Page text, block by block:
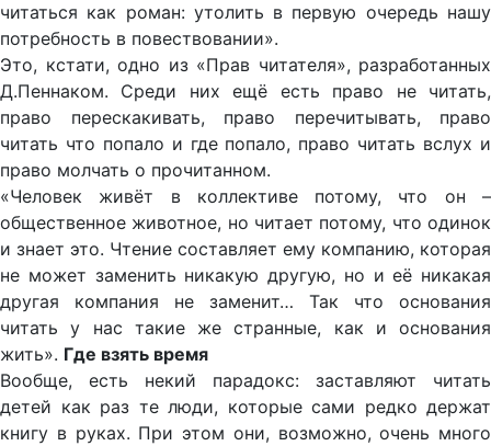
читаться как роман: утолить в первую очередь нашу
потребность в повествовании».
Это, кстати, одно из «Прав читателя», разработанных
Д.Пеннаком. Среди них ещё есть право не читать,
право перескакивать, право перечитывать, право
читать что попало и где попало, право читать вслух и
право молчать о прочитанном.
«Человек живёт в коллективе потому, что он –
общественное животное, но читает потому, что одинок
и знает это. Чтение составляет ему компанию, которая
не может заменить никакую другую, но и её никакая
другая компания не заменит… Так что основания
читать у нас такие же странные, как и основания
жить». Где взять время
Вообще, есть некий парадокс: заставляют читать
детей как раз те люди, которые сами редко держат
книгу в руках. При этом они, возможно, очень много